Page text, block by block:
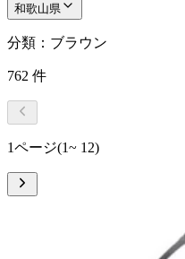
和歌山県
分類：ブラウン
762 件
1ページ(1~ 12)